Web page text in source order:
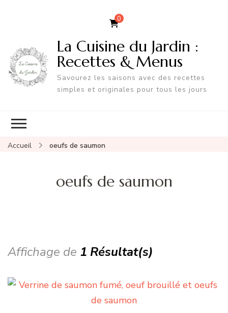
0
La Cuisine du Jardin :
Recettes & Menus
Savourez les saisons avec des recettes
simples et originales pour tous les jours
Accueil oeufs de saumon
oeufs de saumon
Affichage de 1 Résultat(s)